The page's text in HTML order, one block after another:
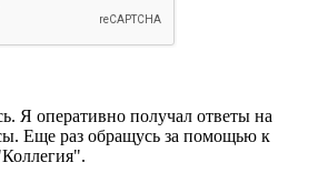
​Я оперативно получал ответы на
Еще раз обращусь за помощью к